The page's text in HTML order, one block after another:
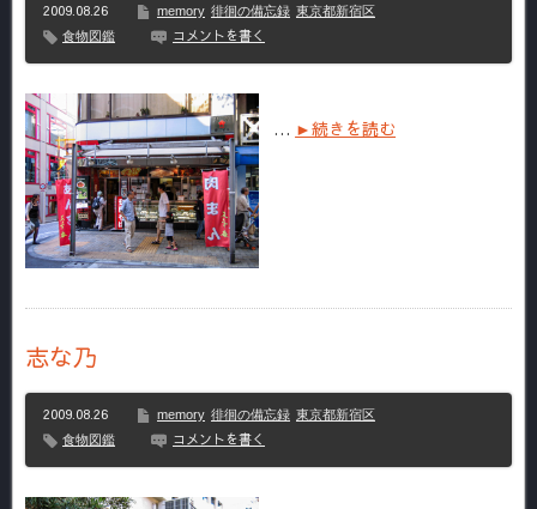
2009.08.26 memory 徘徊の備忘録 東京都新宿区
食物図鑑
コメントを書く
… ►続きを読む
志な乃
2009.08.26 memory 徘徊の備忘録 東京都新宿区
食物図鑑
コメントを書く